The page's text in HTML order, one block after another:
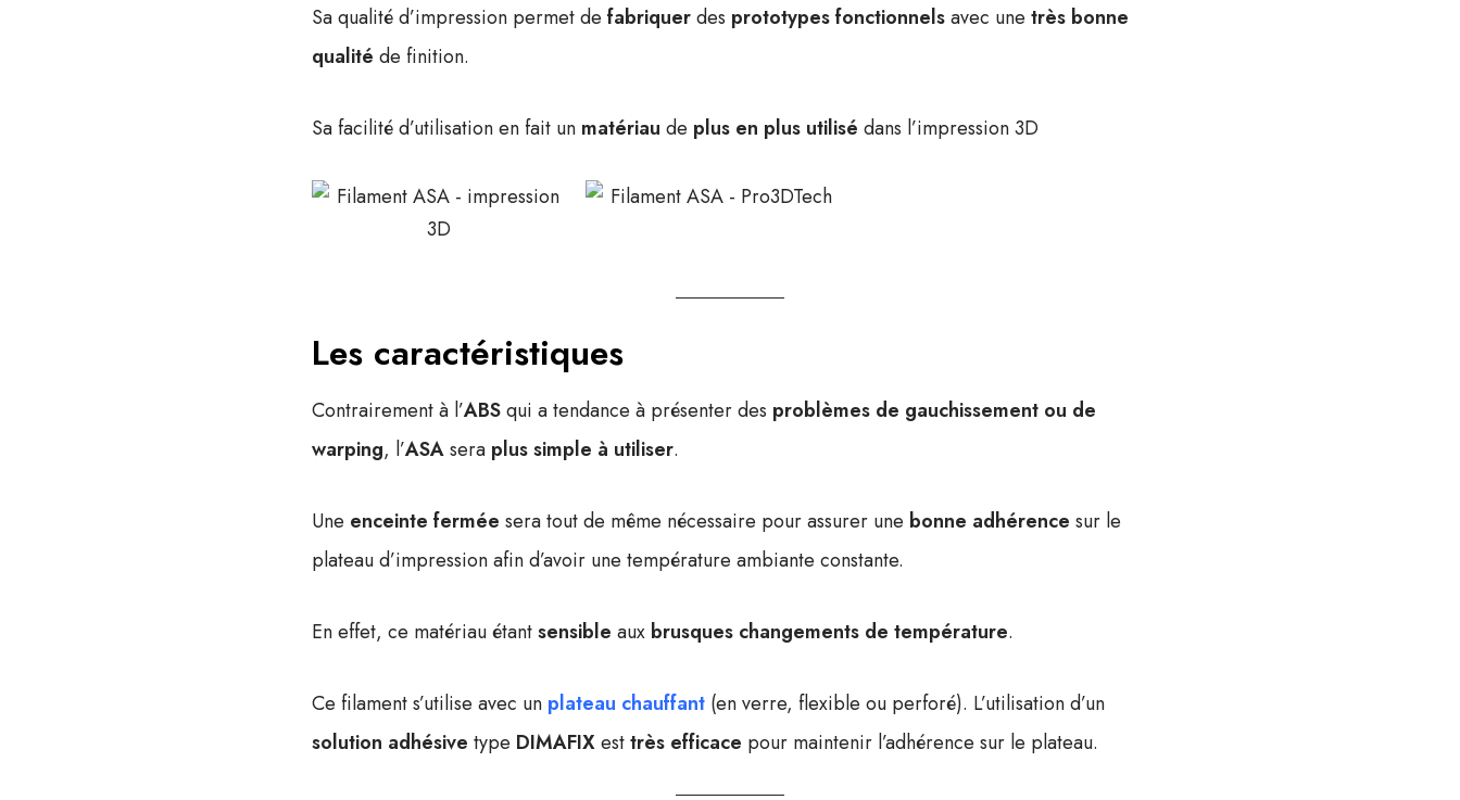
Sa qualité d’impression permet de fabriquerdes prototypes fonctionnelsavec une très bonne
qualité de finition.
Sa facilité d’utilisation en fait un matériau de plus en plus utilisé dans l’impression 3D
Les caractéristiques
Contrairement à l’ABSqui a tendance à présenter des problèmes de gauchissement ou de
warping, l’ASAsera plus simple à utiliser.
Une enceinte fermée sera tout de même nécessaire pour assurer une bonne adhérence sur le
plateau d’impression afin d’avoir une température ambiante constante.
En effet, ce matériau étantsensible aux brusques changements de température.
Ce filament s’utilise avec un plateau chauffant (en verre, flexible ou perforé). L’utilisation d’un
solution adhésive type DIMAFIXesttrès efficace pour maintenir l’adhérence sur le plateau.